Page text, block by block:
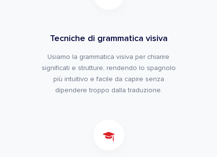
Tecniche di grammatica visiva
Usiamo la grammatica visiva per chiarire
significati e strutture, rendendo lo spagnolo
più intuitivo e facile da capire senza
dipendere troppo dalla traduzione.